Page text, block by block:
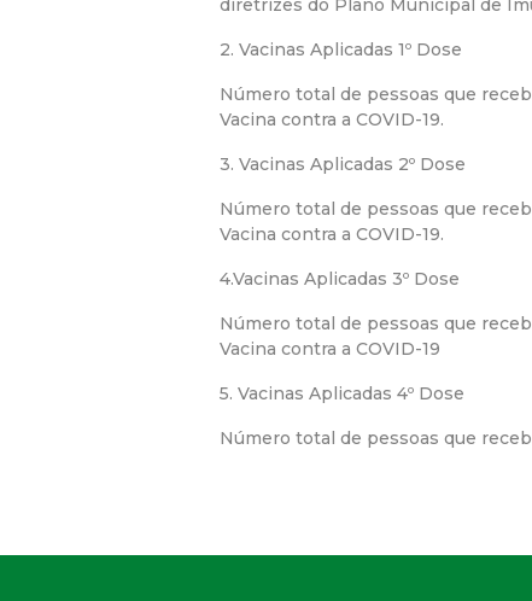
diretrizes do Plano Municipal de
2. Vacinas Aplicadas 1º Dose
Número total de pessoas que
Vacina contra a COVID-19.
3. Vacinas Aplicadas 2º Dose
Número total de pessoas que
Vacina contra a COVID-19.
4.Vacinas Aplicadas 3º Dose
Número total de pessoas que
Vacina contra a COVID-19
5. Vacinas Aplicadas 4º Dose
Número total de pessoas que